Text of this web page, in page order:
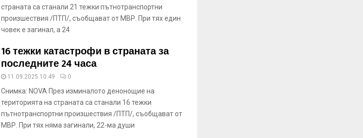
страната са станали 21 тежки пътнотранспортни
произшествия /ПТП/, съобщават от МВР. При тях един
човек е загинал, а 24
16 тежки катастрофи в страната за
последните 24 часа
11.09.2025 10:49 0
Снимка: NOVA През изминалото денонощие на
територията на страната са станали 16 тежки
пътнотранспортни произшествия /ПТП/, съобщават от
МВР. При тях няма загинали, 22-ма души